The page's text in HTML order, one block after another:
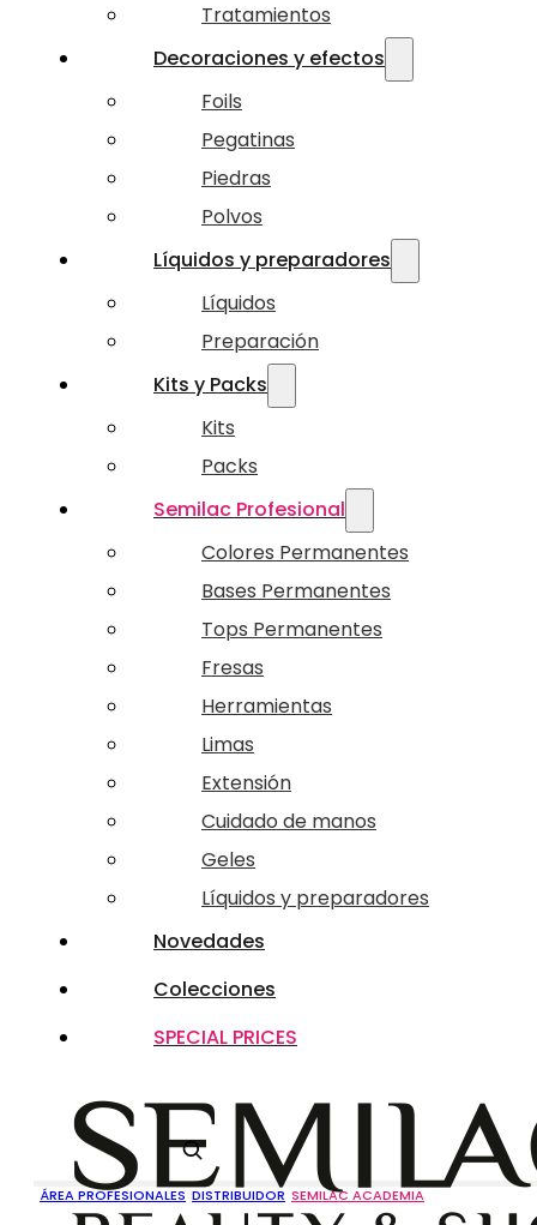
Tratamientos
Decoraciones y efectos
Foils
Pegatinas
Piedras
Polvos
Líquidos y preparadores
Líquidos
Preparación
Kits y Packs
Kits
Packs
Semilac Profesional
Colores Permanentes
Bases Permanentes
Tops Permanentes
Fresas
Herramientas
Limas
Extensión
Cuidado de manos
Geles
Líquidos y preparadores
Novedades
Colecciones
SPECIAL PRICES
ÁREA PROFESIONALES DISTRIBUIDOR SEMILAC ACADEMIA